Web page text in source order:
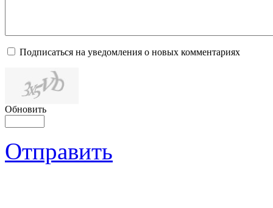
Подписаться на уведомления о новых комментариях
Обновить
Отправить